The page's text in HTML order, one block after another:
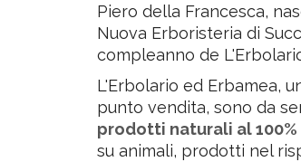
Piero della Francesca,
Nuova Erboristeria di
compleanno de
L'Erbolario ed Erbamea,
punto vendita, sono da
prodotti naturali al 100%
su animali, prodotti nel